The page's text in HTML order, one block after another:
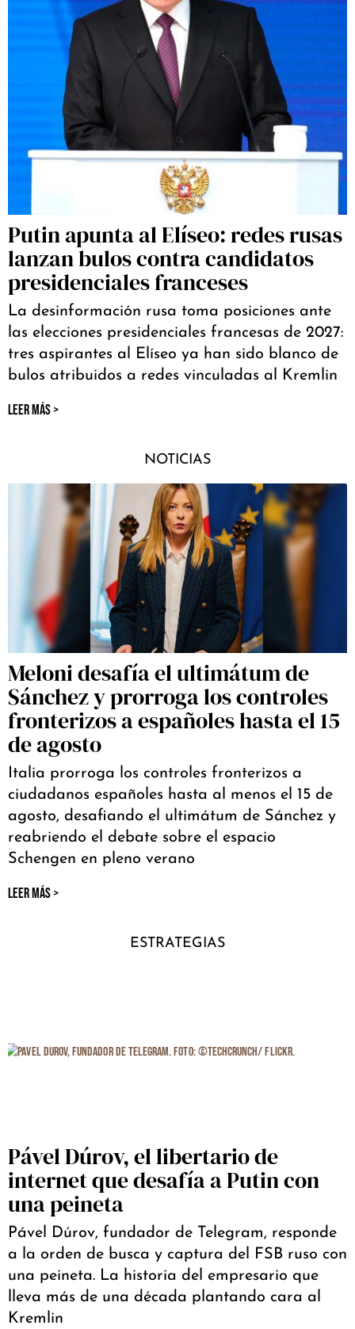
Putin apunta al Elíseo: redes rusas
lanzan bulos contra candidatos
presidenciales franceses
La desinformación rusa toma posiciones ante
las elecciones presidenciales francesas de 2027:
tres aspirantes al Elíseo ya han sido blanco de
bulos atribuidos a redes vinculadas al Kremlin
LEER MÁS >
NOTICIAS
Meloni desafía el ultimátum de
Sánchez y prorroga los controles
fronterizos a españoles hasta el 15
de agosto
Italia prorroga los controles fronterizos a
ciudadanos españoles hasta al menos el 15 de
agosto, desafiando el ultimátum de Sánchez y
reabriendo el debate sobre el espacio
Schengen en pleno verano
LEER MÁS >
ESTRATEGIAS
Pável Dúrov, el libertario de
internet que desafía a Putin con
una peineta
Pável Dúrov, fundador de Telegram, responde
a la orden de busca y captura del FSB ruso con
una peineta. La historia del empresario que
lleva más de una década plantando cara al
Kremlin